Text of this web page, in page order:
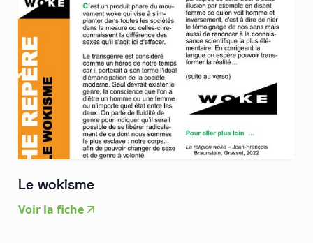
Le wokisme
Voir la fiche